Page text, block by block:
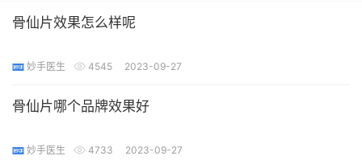
骨仙片效果怎么样呢
妙手医生 4545 2023-09-27
骨仙片哪个品牌效果好
妙手医生 4733 2023-09-27